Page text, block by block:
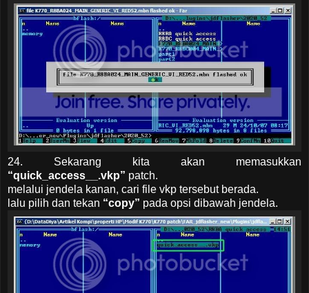
24. Sekarang kita akan memasukkan
“quick_access__.vkp” patch.
melalui jendela kanan, cari file vkp tersebut berada.
lalu pilih dan tekan “copy” pada opsi dibawah jendela.